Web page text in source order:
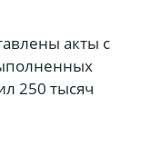
акты с
250 тысяч